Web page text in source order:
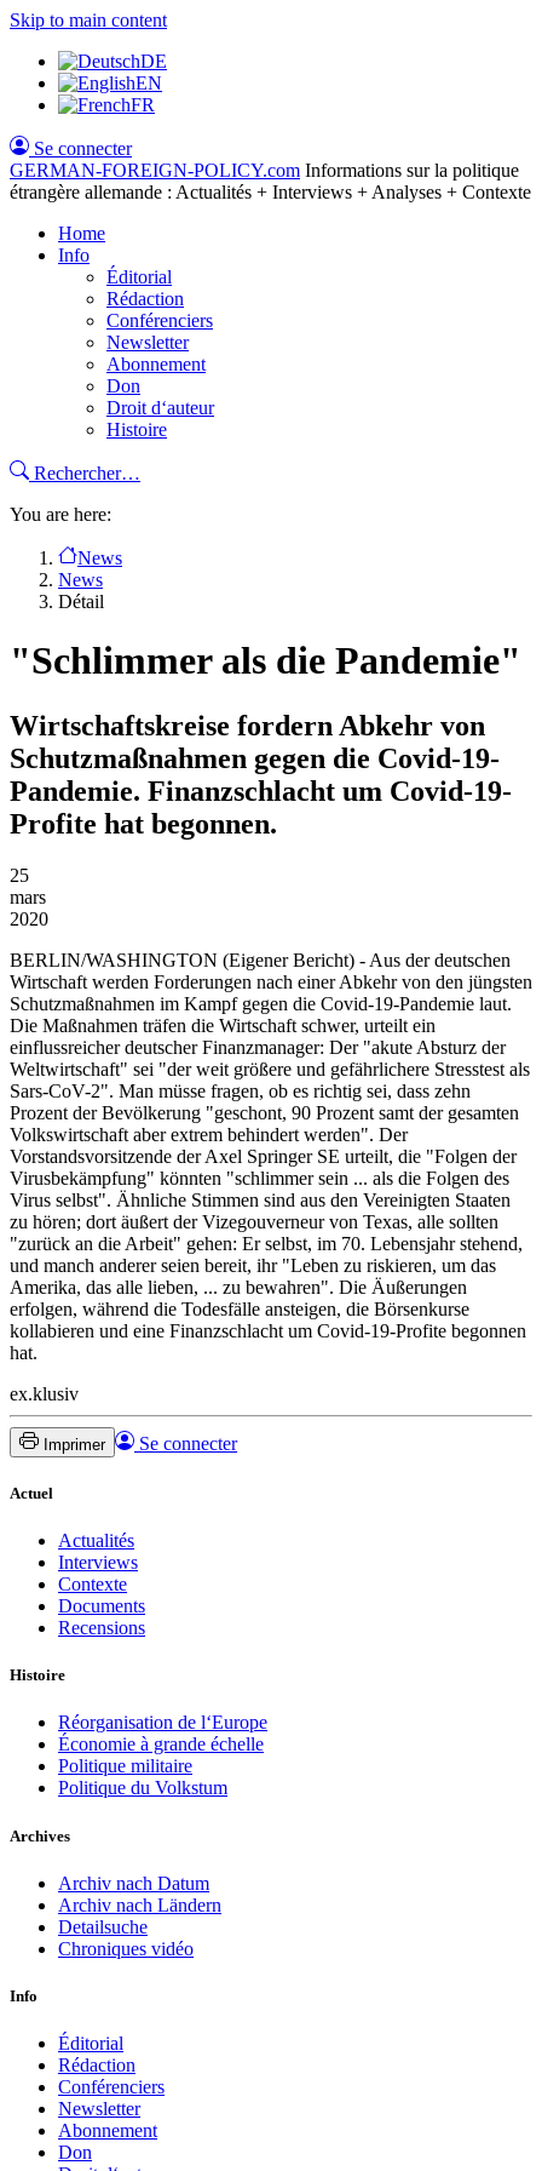
Skip to main content
DE
EN
FR
Se connecter
GERMAN-FOREIGN-POLICY.com Informations sur la politique
étrangère allemande : Actualités + Interviews + Analyses + Contexte
Home
Info
Éditorial
Rédaction
Conférenciers
Newsletter
Abonnement
Don
Droit d‘auteur
Histoire
Rechercher…
You are here:
News
News
Détail
"Schlimmer als die Pandemie"
Wirtschaftskreise fordern Abkehr von
Schutzmaßnahmen gegen die Covid-19-
Pandemie. Finanzschlacht um Covid-19-
Profite hat begonnen.
25
mars
2020
BERLIN/WASHINGTON (Eigener Bericht) - Aus der deutschen
Wirtschaft werden Forderungen nach einer Abkehr von den jüngsten
Schutzmaßnahmen im Kampf gegen die Covid-19-Pandemie laut.
Die Maßnahmen träfen die Wirtschaft schwer, urteilt ein
einflussreicher deutscher Finanzmanager: Der "akute Absturz der
Weltwirtschaft" sei "der weit größere und gefährlichere Stresstest als
Sars-CoV-2". Man müsse fragen, ob es richtig sei, dass zehn
Prozent der Bevölkerung "geschont, 90 Prozent samt der gesamten
Volkswirtschaft aber extrem behindert werden". Der
Vorstandsvorsitzende der Axel Springer SE urteilt, die "Folgen der
Virusbekämpfung" könnten "schlimmer sein ... als die Folgen des
Virus selbst". Ähnliche Stimmen sind aus den Vereinigten Staaten
zu hören; dort äußert der Vizegouverneur von Texas, alle sollten
"zurück an die Arbeit" gehen: Er selbst, im 70. Lebensjahr stehend,
und manch anderer seien bereit, ihr "Leben zu riskieren, um das
Amerika, das alle lieben, ... zu bewahren". Die Äußerungen
erfolgen, während die Todesfälle ansteigen, die Börsenkurse
kollabieren und eine Finanzschlacht um Covid-19-Profite begonnen
hat.
ex.klusiv
Imprimer Se connecter
Actuel
Actualités
Interviews
Contexte
Documents
Recensions
Histoire
Réorganisation de l‘Europe
Économie à grande échelle
Politique militaire
Politique du Volkstum
Archives
Archiv nach Datum
Archiv nach Ländern
Detailsuche
Chroniques vidéo
Info
Éditorial
Rédaction
Conférenciers
Newsletter
Abonnement
Don